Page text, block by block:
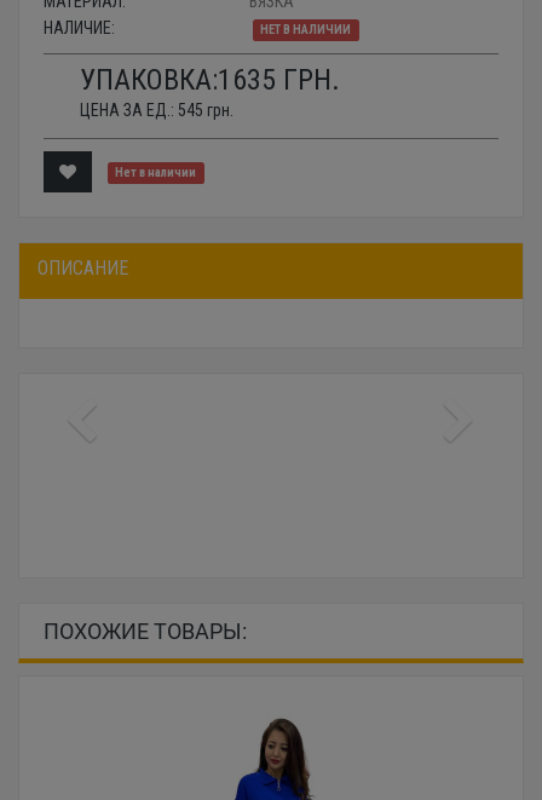
НАЛИЧИЕ:
НЕТ В НАЛИЧИИ
УПАКОВКА:1635 ГРН.
ЦЕНА ЗА ЕД.: 545 грн.
Нет в наличии
ОПИСАНИЕ
ПОХОЖИЕ ТОВАРЫ: